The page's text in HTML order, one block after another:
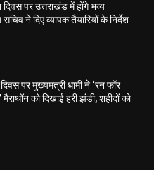
पर उत्तराखंड में होंगे भव्य
ने दिए व्यापक तैयारियों के निर्देश
पर मुख्यमंत्री धामी ने ‘रन फॉर
मैराथॉन को दिखाई हरी झंडी, शहीदों को